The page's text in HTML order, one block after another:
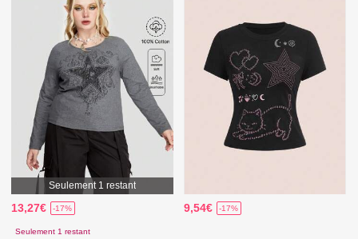
Seulement 1 restant
13,27€ -17%
Seulement 1 restant
9,54€ -17%